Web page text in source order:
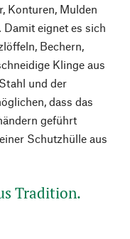
Konturen, Mulden
eignet es sich
Bechern,
Klinge aus
und der
dass das
geführt
Schutzhülle aus
Tradition.